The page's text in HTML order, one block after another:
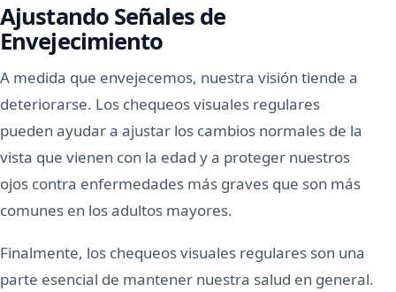
Ajustando Señales de
Envejecimiento
A medida que envejecemos, nuestra visión tiende a
deteriorarse. Los chequeos visuales regulares
pueden ayudar a ajustar los cambios normales de la
vista que vienen con la edad y a proteger nuestros
ojos contra enfermedades más graves que son más
comunes en los adultos mayores.
Finalmente, los chequeos visuales regulares son una
parte esencial de mantener nuestra salud en general.